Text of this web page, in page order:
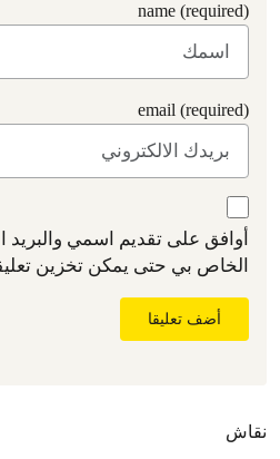
name (required)
email (required)
أوافق على تقديم اسمي والبريد
الخاص بي حتى يمكن تخزين
أضف تعليقا
نقاش